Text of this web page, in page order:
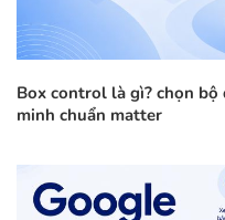
Box control là gì? chọn
minh chuẩn matter